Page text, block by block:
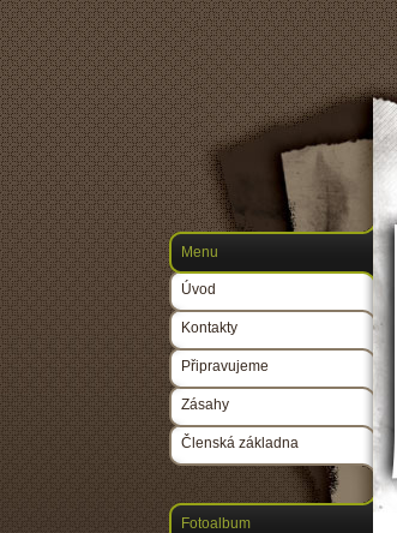
Menu
Úvod
Kontakty
Připravujeme
Zásahy
Členská základna
Fotoalbum